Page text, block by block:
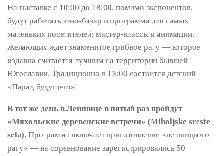
На выставке с 10:00 до 18:00, помимо экспонентов,
будут работать этно-базар и программа для самых
маленьких посетителей: мастер-классы и анимации.
Желающих ждёт знаменитое грибное рагу — которое
издавна считается лучшим на территории бывшей
Югославии. Традиционно в 13:00 состоится детский
«Парад будущего».
В тот же день в Лешнице в пятый раз пройдут
«Михольские деревенские встречи» (Miholjske sreste
sela). Программа включает приготовление «лешницкого
рагу» — на соревнование зарегистрировались 50